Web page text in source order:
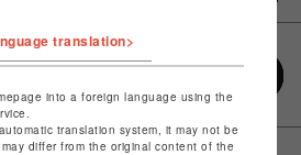
translation>
into a foreign language using the
translation system, it may not be
differ from the original content of the